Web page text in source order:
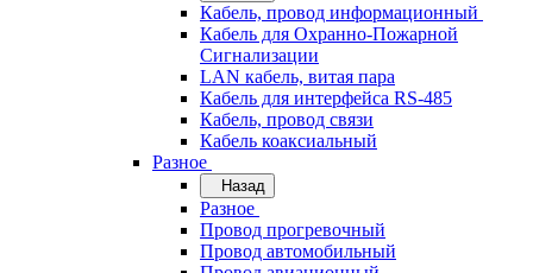
Кабель, провод информационный
Кабель для Охранно-Пожарной
Сигнализации
LAN кабель, витая пара
Кабель для интерфейса RS-485
Кабель, провод связи
Кабель коаксиальный
Разное
Назад
Разное
Провод прогревочный
Провод автомобильный